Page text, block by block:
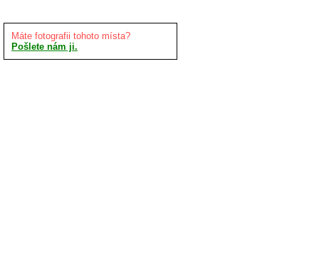
Máte fotografii tohoto místa?
Pošlete nám ji.